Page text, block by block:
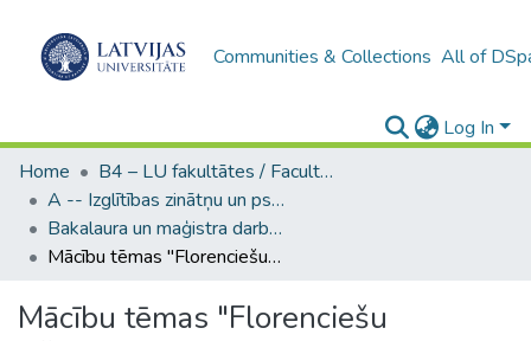
Communities & Collections All of
Log In
Home
B4 – LU fakultātes / Faculties of the UL
A -- Izglītības zinātņu un psiholoģijas fakultāte / Faculty of Education Sciences and Psychology
Bakalaura un maģistra darbi (PPMF) / Bachelor's and Master's theses
Mācību tēmas "Florenciešu izšuvumi" apguve mājturībā un tehnoloģijās 7. klasē
Mācību tēmas "Florenciešu